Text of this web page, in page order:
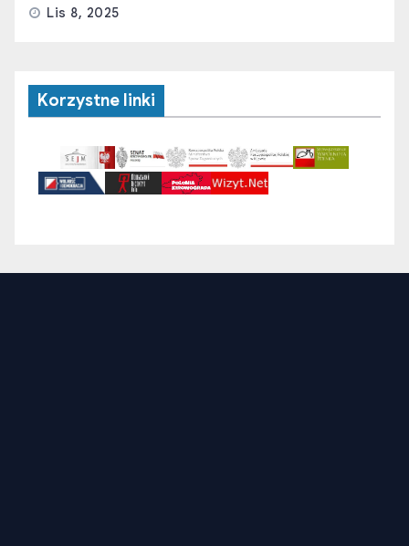
Lis 8, 2025
Korzystne linki